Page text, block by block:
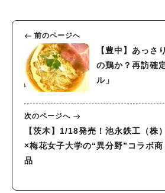
前のページへ
【豊中】あっさ
の鶏か？再訪確
ル」
次のページへ
【茨木】1/18発売！池永鉄工（株）
×梅花女子大学の“異分野”コラボ商
品